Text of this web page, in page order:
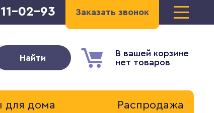
Заказать звонок
02-93
В вашей корзине
нет товаров
Найти
для дома Распродажа